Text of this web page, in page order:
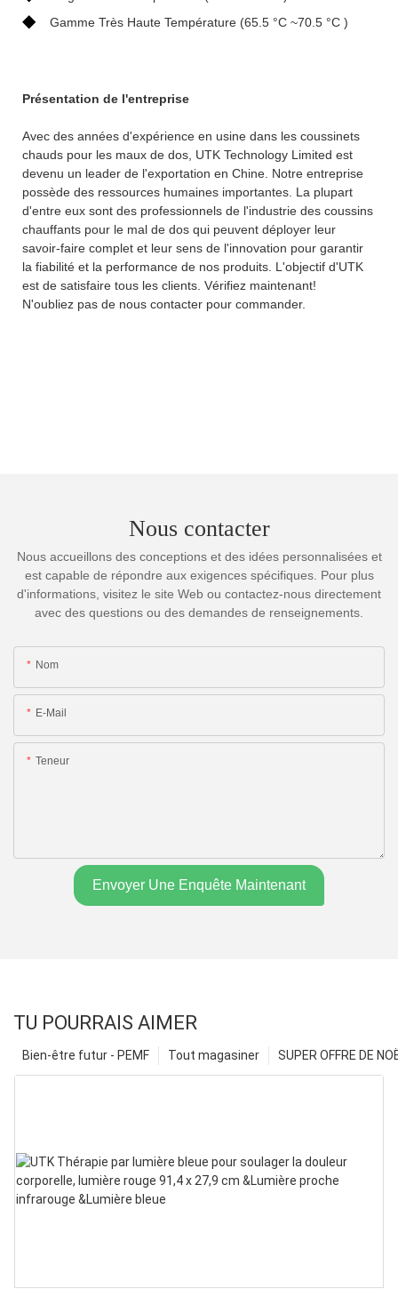
◆ Gamme Très Haute Température (65.5 °C ~70.5 °C )
Présentation de l'entreprise
Avec des années d'expérience en usine dans les coussinets
chauds pour les maux de dos, UTK Technology Limited est
devenu un leader de l'exportation en Chine. Notre entreprise
possède des ressources humaines importantes. La plupart
d'entre eux sont des professionnels de l'industrie des coussins
chauffants pour le mal de dos qui peuvent déployer leur
savoir-faire complet et leur sens de l'innovation pour garantir
la fiabilité et la performance de nos produits. L'objectif d'UTK
est de satisfaire tous les clients. Vérifiez maintenant!
N'oubliez pas de nous contacter pour commander.
Nous contacter
Nous accueillons des conceptions et des idées personnalisées et
est capable de répondre aux exigences spécifiques. Pour plus
d'informations, visitez le site Web ou contactez-nous directement
avec des questions ou des demandes de renseignements.
Nom
E-Mail
Teneur
Envoyer Une Enquête Maintenant
TU POURRAIS AIMER
SUPER OFFRE DE
Tout magasiner
Bien-être futur - PEMF